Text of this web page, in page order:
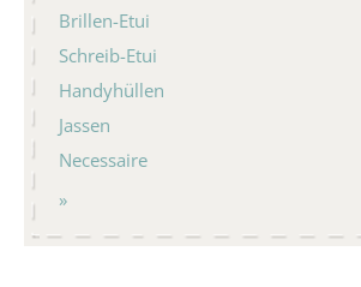
Brillen-Etui
Schreib-Etui
Handyhüllen
Jassen
Necessaire